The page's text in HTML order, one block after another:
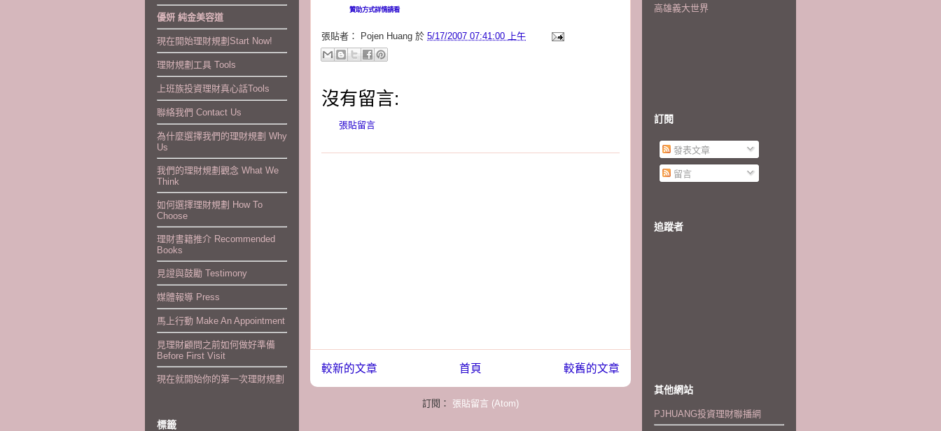
贊助方式詳情請看
張貼者： Pojen Huang 於 5/17/2007 07:41:00 上午
沒有留言:
張貼留言
較新的文章 較舊的文章
首頁
訂閱： 張貼留言 (Atom)
優妍 純金美容道
現在開始理財規劃Start Now!
理財規劃工具 Tools
上班族投資理財真心話Tools
聯絡我們 Contact Us
為什麼選擇我們的理財規劃 Why
Us
我們的理財規劃觀念 What We
Think
如何選擇理財規劃 How To
Choose
理財書籍推介 Recommended
Books
見證與鼓勵 Testimony
媒體報導 Press
馬上行動 Make An Appointment
見理財顧問之前如何做好準備
Before First Visit
現在就開始你的第一次理財規劃
標籤
高雄義大世界
訂閱
發表文章
留言
追蹤者
其他網站
PJHUANG投資理財聯播網